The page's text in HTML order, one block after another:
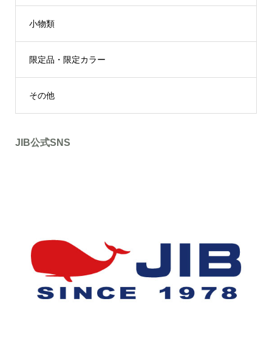
小物類
限定品・限定カラー
その他
JIB公式SNS